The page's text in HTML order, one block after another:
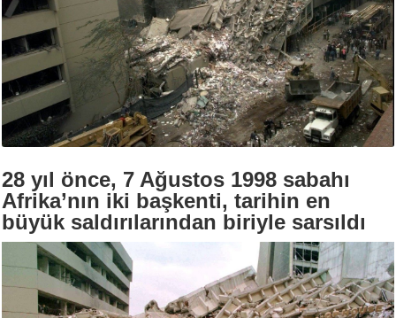
28 yıl önce, 7 Ağustos 1998 sabahı
Afrika’nın iki başkenti, tarihin en
büyük saldırılarından biriyle sarsıldı